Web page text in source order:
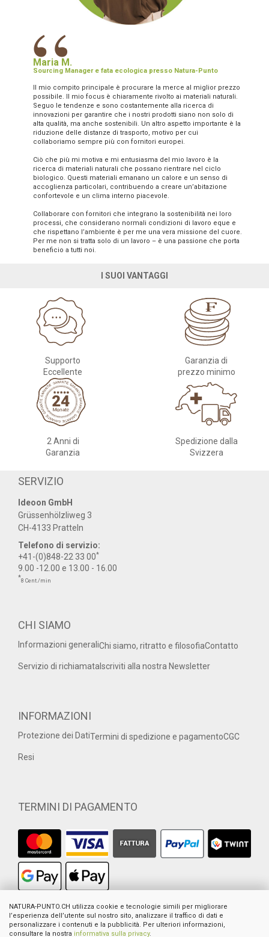
NATURA-PUNTO.CH utilizza cookie e tecnologie simili per migliorare
l’esperienza dell’utente sul nostro sito, analizzare il traffico di dati e
personalizzare i contenuti e la pubblicità. Per ulteriori informazioni,
consultare la nostra informativa sulla privacy.
“
Maria M.
Sourcing Manager e fata ecologica presso Natura-Punto
Il mio compito principale è procurare la merce al miglior prezzo
possibile. Il mio focus è chiaramente rivolto ai materiali naturali.
Seguo le tendenze e sono costantemente alla ricerca di
innovazioni per garantire che i nostri prodotti siano non solo di
alta qualità, ma anche sostenibili. Un altro aspetto importante è la
riduzione delle distanze di trasporto, motivo per cui
collaboriamo sempre più con fornitori europei.
Ciò che più mi motiva e mi entusiasma del mio lavoro è la
ricerca di materiali naturali che possano rientrare nel ciclo
biologico. Questi materiali emanano un calore e un senso di
accoglienza particolari, contribuendo a creare un’abitazione
confortevole e un clima interno piacevole.
Collaborare con fornitori che integrano la sostenibilità nei loro
processi, che considerano normali condizioni di lavoro eque e
che rispettano l’ambiente è per me una vera missione del cuore.
Per me non si tratta solo di un lavoro – è una passione che porta
beneficio a tutti noi.
I SUOI VANTAGGI
Supporto
Eccellente
Garanzia di
prezzo minimo
2 Anni di
Garanzia
Spedizione dalla
Svizzera
SERVIZIO
Ideoon GmbH
Grüssenhölzliweg 3
CH-4133 Pratteln
Telefono di servizio:
+41-(0)848-22 33 00*
9.00 -12.00 e 13.00 - 16.00
*8 Cent./min
CHI SIAMO
Informazioni generaliChi siamo, ritratto e filosofiaContatto
Servizio di richiamata Iscriviti alla nostra Newsletter
INFORMAZIONI
Protezione dei DatiTermini di spedizione e pagamentoCGC
Resi
TERMINI DI PAGAMENTO
1Precedente prezzo al dettaglio consigliato dal fornitore europeo
2 Prezzo precedente di Natura-Punto
Somma dei prezzi individuali
Prezzo al dettaglio suggerito dal produttore